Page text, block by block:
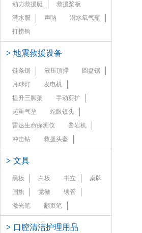
动力救援艇
救援桨板
潜水服
声呐
潜水氧气瓶
打捞钩
> 地震救援设备
链条锯 液压頂撑
圆盘锯
月球灯
发电机
提升三脚架
手动剪扩
起重气垫
蛇眼镜头
雷达生命探测仪
凿岩机
冲击钻
救援头盔
> 文具
黑板 白板 书立
桌牌
国旗
党徽
铆管
激光笔
翻页笔
> 口腔清洁护理用品